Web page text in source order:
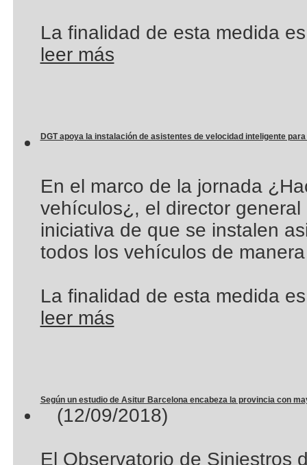
La finalidad de esta medida
leer más
DGT apoya la instalación de asistentes de velocidad inteligente
En el marco de la jornada
vehículos¿, el director
iniciativa de que se instalen
todos los vehículos de
La finalidad de esta medida
leer más
Según un estudio de Asitur Barcelona encabeza la provincia con
(12/09/2018)
El Observatorio de Siniestros